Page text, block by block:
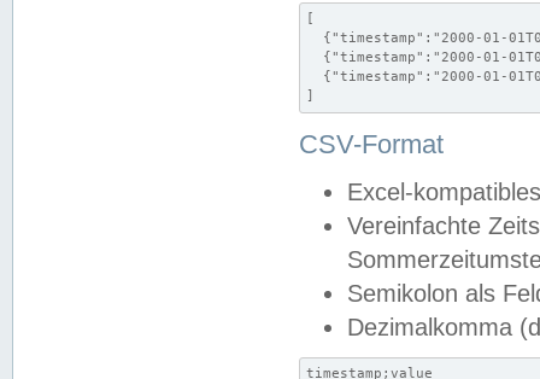
[
{"timestamp":"2000-01-
{"timestamp":"2000-01-
{"timestamp":"2000-01-
]
CSV-Format
Excel-
Vereinfachte
Semikolon als
Dezimalkomma
timestamp;value